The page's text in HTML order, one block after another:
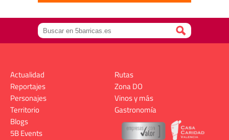
Actualidad
Reportajes
Personajes
Territorio
Rutas
Zona DO
Vinos y más
Gastronomía
Blogs
5B Events